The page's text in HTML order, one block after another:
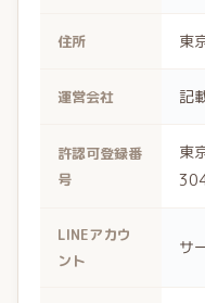
住所 東
運営会社 記
許認可登録番
号
東
LINEアカウ
ント
サ